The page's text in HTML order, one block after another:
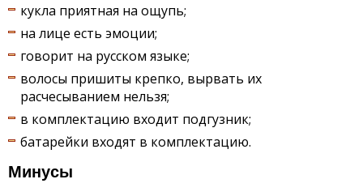
кукла приятная на ощупь;
на лице есть эмоции;
говорит на русском языке;
волосы пришиты крепко, вырвать их
расчесыванием нельзя;
в комплектацию входит подгузник;
батарейки входят в комплектацию.
Минусы